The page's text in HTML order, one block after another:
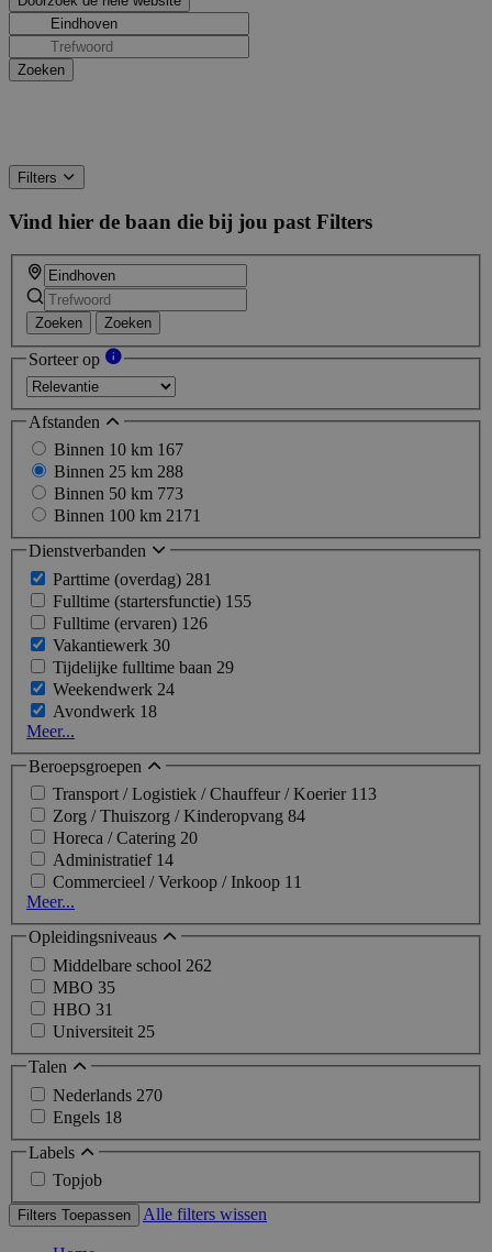
Filters
Vind hier de baan die bij jou past Filters
Zoeken Zoeken
Sorteer op
Afstanden
Binnen 10 km 167
Binnen 25 km 288
Binnen 50 km 773
Binnen 100 km 2171
Dienstverbanden
Parttime (overdag) 281
Fulltime (startersfunctie) 155
Fulltime (ervaren) 126
Vakantiewerk 30
Tijdelijke fulltime baan 29
Weekendwerk 24
Avondwerk 18
Meer...
Beroepsgroepen
Transport / Logistiek / Chauffeur / Koerier 113
Zorg / Thuiszorg / Kinderopvang 84
Horeca / Catering 20
Administratief 14
Commercieel / Verkoop / Inkoop 11
Meer...
Opleidingsniveaus
Middelbare school 262
MBO 35
HBO 31
Universiteit 25
Talen
Nederlands 270
Engels 18
Labels
Topjob
Filters Toepassen Alle filters wissen